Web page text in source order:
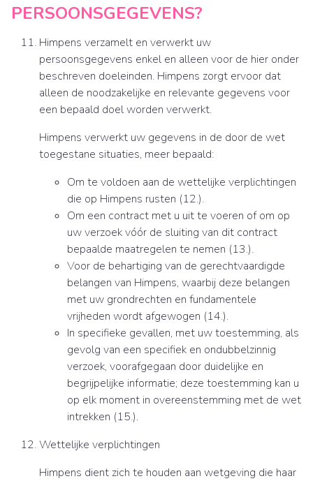
PERSOONSGEGEVENS?
Himpens verzamelt en verwerkt uw
persoonsgegevens enkel en alleen voor de hier onder
beschreven doeleinden. Himpens zorgt ervoor dat
alleen de noodzakelijke en relevante gegevens voor
een bepaald doel worden verwerkt.
Himpens verwerkt uw gegevens in de door de wet
toegestane situaties, meer bepaald:
Om te voldoen aan de wettelijke verplichtingen
die op Himpens rusten (12.).
Om een contract met u uit te voeren of om op
uw verzoek vóór de sluiting van dit contract
bepaalde maatregelen te nemen (13.).
Voor de behartiging van de gerechtvaardigde
belangen van Himpens, waarbij deze belangen
met uw grondrechten en fundamentele
vrijheden wordt afgewogen (14.).
In specifieke gevallen, met uw toestemming, als
gevolg van een specifiek en ondubbelzinnig
verzoek, voorafgegaan door duidelijke en
begrijpelijke informatie; deze toestemming kan u
op elk moment in overeenstemming met de wet
intrekken (15.).
Wettelijke verplichtingen
Himpens dient zich te houden aan wetgeving die haar